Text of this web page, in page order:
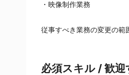
・映像制作業務
従事すべき業務の変更の範
必須スキル / 歓